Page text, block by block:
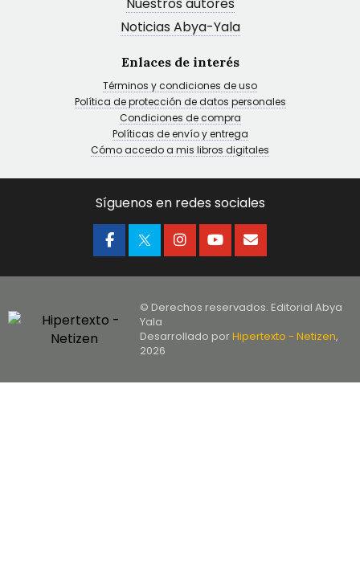
Noticias Abya-Yala
Enlaces de interés
Términos y condiciones de uso
Política de protección de datos personales
Condiciones de compra
Políticas de envío y entrega
Cómo accedo a mis libros digitales
Síguenos en redes sociales
© Derechos reservados. Editorial Abya
Yala
Desarrollado porHipertexto - Netizen,
2026